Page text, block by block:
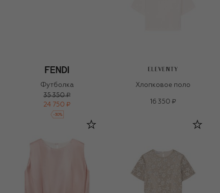
Футболка
35 350 ₽
24 750 ₽
-30%
ELEVENTY
Хлопковое поло
16 350 ₽